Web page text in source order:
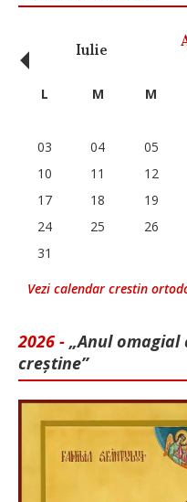
Iulie
‹ L M M
03
04 05
10
11 12
17
18 19
24
25 26
31
Vezi calendar crestin
2026 - „Anul
creștine”